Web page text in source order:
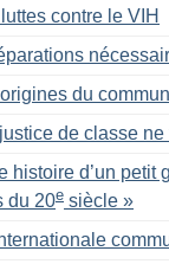
contre le VIH
du
de classe
histoire d’un petit
du 20e siècle »